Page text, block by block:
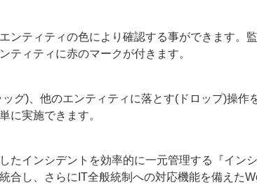
ンティティの色により確認する事ができます。
ティティに赤のマークが付きます。
グ)、他のエンティティに落とす(ドロップ)操作
に実施できます。
たインシデントを効率的に一元管理する『イン
合し、さらにIT全般統制への対応機能を備えた